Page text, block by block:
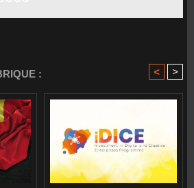
: < >